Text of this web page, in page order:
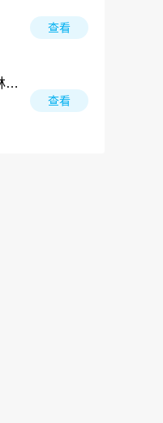
查看
鼹鼠同行之森林之家万圣节版
查看